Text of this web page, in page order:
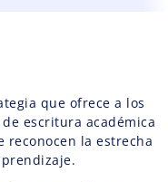
que ofrece a los
escritura académica
la estrecha